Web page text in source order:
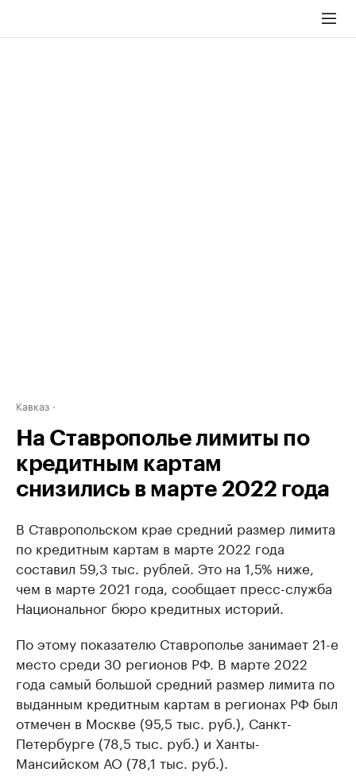
Кавказ
На Ставрополье лимиты по
кредитным картам
снизились в марте 2022 года
В Ставропольском крае средний размер лимита
по кредитным картам в марте 2022 года
составил 59,3 тыс. рублей. Это на 1,5% ниже,
чем в марте 2021 года, сообщает пресс-служба
Национальног бюро кредитных историй.
По этому показателю Ставрополье занимает 21-е
место среди 30 регионов РФ. В марте 2022
года самый большой средний размер лимита по
выданным кредитным картам в регионах РФ был
отмечен в Москве (95,5 тыс. руб.), Санкт-
Петербурге (78,5 тыс. руб.) и Ханты-
Мансийском АО (78,1 тыс. руб.).